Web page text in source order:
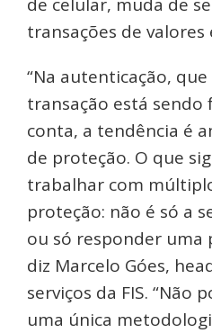
de celular, muda de
transações de valores
“Na autenticação,
transação está
conta, a tendência é
de proteção. O que
trabalhar com
proteção: não é só a
ou só responder uma
diz Marcelo Góes,
serviços da FIS. “Não
uma única